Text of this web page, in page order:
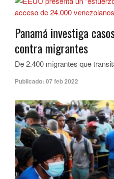
Panamá investiga
contra migrantes
De 2.400 migrantes que
Publicado: 07 feb 2022